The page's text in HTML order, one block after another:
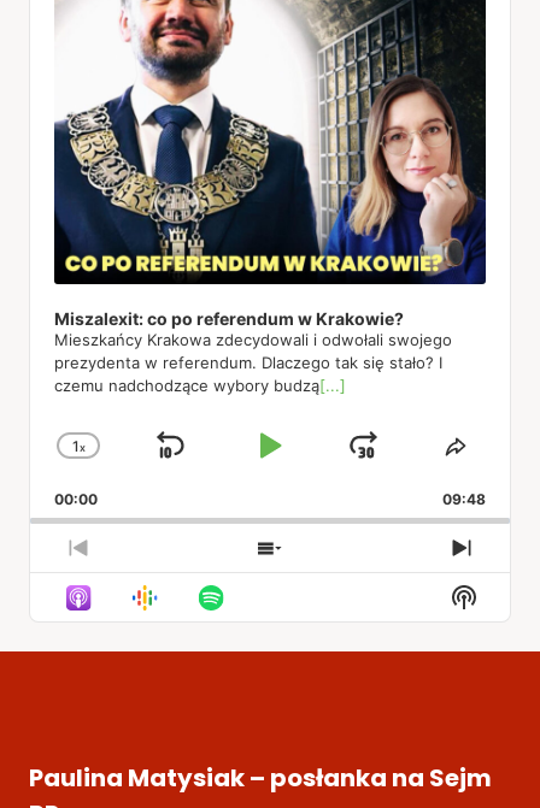
Miszalexit: co po referendum w Krakowie?
Mieszkańcy Krakowa zdecydowali i odwołali swojego
prezydenta w referendum. Dlaczego tak się stało? I
czemu nadchodzące wybory budzą[...]
Change
Rate
1x
Skip
Play
Jump
Forward
Share
00:00 09:48
Previous
Episode
Show
Episodes
Next
Show
Paulina Matysiak – posłanka na Sejm